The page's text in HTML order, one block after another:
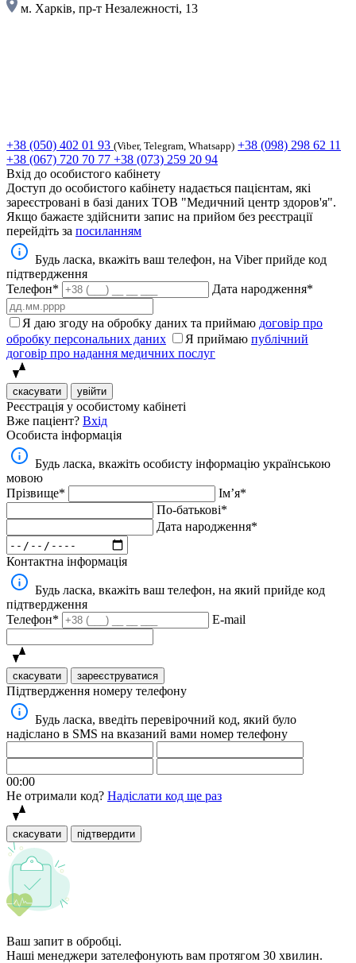
м. Харків, пр-т Незалежності, 13
+38 (050) 402 01 93 (Viber, Telegram, Whatsapp) +38 (098) 298 62 11
+38 (067) 720 70 77 +38 (073) 259 20 94
Вхід до особистого кабінету
Доступ до особистого кабінету надається пацієнтам, які
зареєстровані в базі даних ТОВ "Медичний центр здоров'я".
Якщо бажаєте здійснити запис на прийом без реєстрації
перейдіть за посиланням
Будь ласка, вкажіть ваш телефон, на Viber прийде код
підтвердження
Телефон*
Дата народження*
Я даю згоду на обробку даних та приймаю договір про
обробку персональних даних
Я приймаю публічний
договір про надання медичних послуг
скасувати увійти
Реєстрація у особистому кабінеті
Вже паціент? Вхід
Особиста інформація
Будь ласка, вкажіть особисту інформацію українською
мовою
Прізвище*
Імʼя*
По-батькові*
Дата народження*
Контактна інформація
Будь ласка, вкажіть ваш телефон, на який прийде код
підтвердження
Телефон*
E-mail
скасувати зареєструватися
Підтвердження номеру телефону
Будь ласка, введіть перевірочний код, який було
надіслано в SMS на вказаний вами номер телефону
00:00
Не отримали код? Надіслати код ще раз
скасувати підтвердити
Ваш запит в обробці.
Наші менеджери зателефонують вам протягом 30 хвилин.